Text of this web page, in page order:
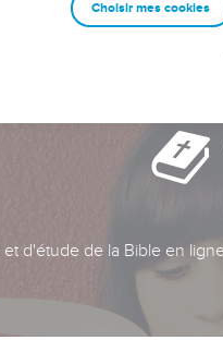
d'étude de la Bible en
Choisir mes cookies